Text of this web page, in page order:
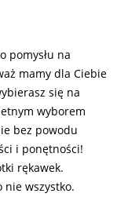
pomysłu na
mamy dla Ciebie
się na
wyborem
bez powodu
i ponętności!
rękawek.
nie wszystko.